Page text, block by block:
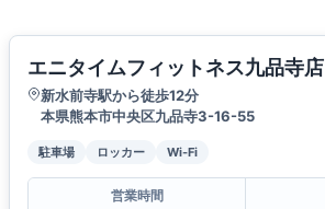
エニタイムフィットネス九品寺店
新水前寺駅から徒歩12分
本県熊本市中央区九品寺3-16-55
駐車場 ロッカー Wi-Fi
営業時間